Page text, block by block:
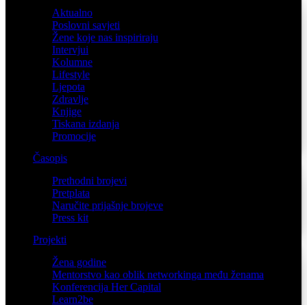
Aktualno
Poslovni savjeti
Žene koje nas inspiriraju
Intervjui
Kolumne
Lifestyle
Ljepota
Zdravlje
Knjige
Tiskana izdanja
Promocije
Časopis
Prethodni brojevi
Pretplata
Naručite prijašnje brojeve
Press kit
Projekti
Žena godine
Mentorstvo kao oblik networkinga među ženama
Konferencija Her Capital
Learn2be